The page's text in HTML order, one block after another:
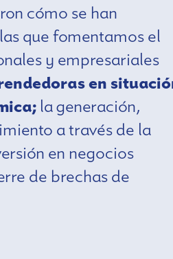
cómo se han
que fomentamos el
y empresariales
en
la generación,
a través de la
en negocios
de brechas de